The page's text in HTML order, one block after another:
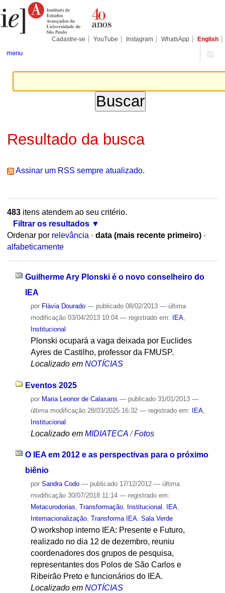
para
conteúdo.
Pessoais
Cadastre-se YouTube Instagram WhatsApp English
menu
Resultado da busca
Assinar um RSS sempre atualizado.
483itens atendem ao seu critério.
Filtrar os resultados
Ordenar por relevância · data (mais recente primeiro) ·
alfabeticamente
Guilherme Ary Plonski é o novo conselheiro do
IEA
por Flávia Dourado — publicado08/02/2013 — última
modificação03/04/2013 10:04 — registrado em: IEA,
Institucional
Plonski ocupará a vaga deixada por Euclides
Ayres de Castilho, professor da FMUSP.
Localizado em NOTÍCIAS
Eventos 2025
por Maria Leonor de Calasans — publicado31/01/2013 —
última modificação28/03/2025 16:32 — registrado em: IEA,
Institucional
Localizado em MIDIATECA /Fotos
O IEA em 2012 e as perspectivas para o próximo
biênio
por Sandra Codo — publicado17/12/2012 — última
modificação30/07/2018 11:14 — registrado em:
Metacurodorias, Transformação, Institucional , IEA,
Internacionalização, Transforma IEA, Sala Verde
O workshop interno IEA: Presente e Futuro,
realizado no dia 12 de dezembro, reuniu
coordenadores dos grupos de pesquisa,
representantes dos Polos de São Carlos e
Ribeirão Preto e funcionários do IEA.
Localizado em NOTÍCIAS